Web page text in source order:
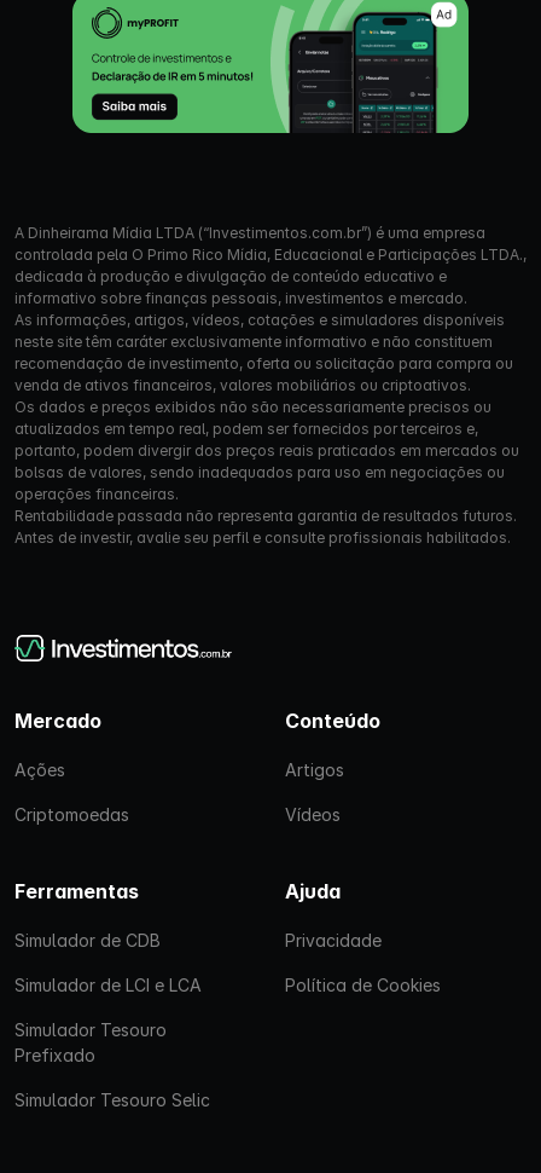
A Dinheirama Mídia LTDA (“Investimentos.com.br”) é uma empresa
controlada pela O Primo Rico Mídia, Educacional e Participações LTDA.,
dedicada à produção e divulgação de conteúdo educativo e
informativo sobre finanças pessoais, investimentos e mercado.
As informações, artigos, vídeos, cotações e simuladores disponíveis
neste site têm caráter exclusivamente informativo e não constituem
recomendação de investimento, oferta ou solicitação para compra ou
venda de ativos financeiros, valores mobiliários ou criptoativos.
Os dados e preços exibidos não são necessariamente precisos ou
atualizados em tempo real, podem ser fornecidos por terceiros e,
portanto, podem divergir dos preços reais praticados em mercados ou
bolsas de valores, sendo inadequados para uso em negociações ou
operações financeiras.
Rentabilidade passada não representa garantia de resultados futuros.
Antes de investir, avalie seu perfil e consulte profissionais habilitados.
Mercado
Ações
Criptomoedas
Conteúdo
Artigos
Vídeos
Ferramentas
Simulador de CDB
Simulador de LCI e LCA
Simulador Tesouro
Prefixado
Simulador Tesouro Selic
Ajuda
Privacidade
Política de Cookies